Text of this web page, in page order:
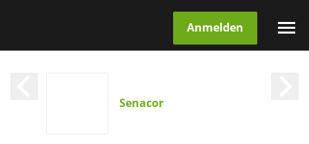
Anmelden
Senacor